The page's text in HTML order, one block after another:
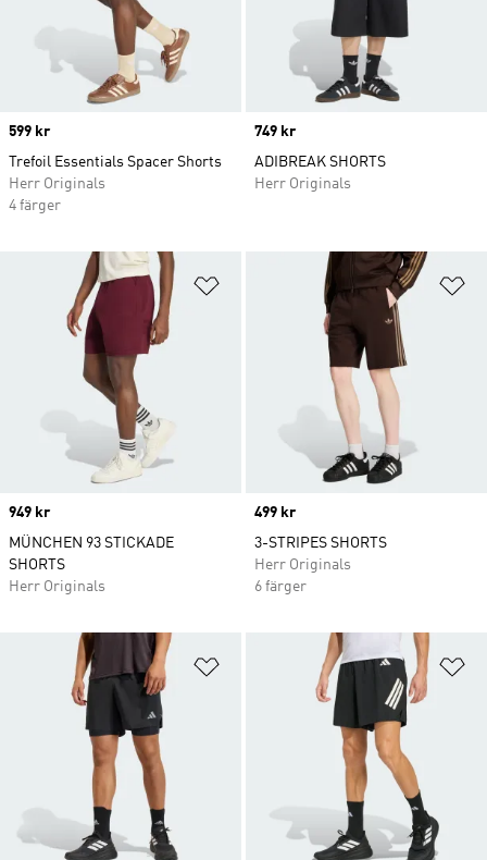
Price
599 kr
Trefoil Essentials Spacer Shorts
Herr Originals
4 färger
Price
749 kr
ADIBREAK SHORTS
Herr Originals
Lägg till på önskelistan
Price
949 kr
MÜNCHEN 93 STICKADE
SHORTS
Herr Originals
Price
499 kr
3-STRIPES SHORTS
Herr Originals
6 färger
Lägg till på önskelistan